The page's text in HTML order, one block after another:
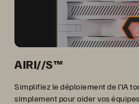
AIRI//S™
Simplifiez le déploiement de l’IA
simplement pour aider vos